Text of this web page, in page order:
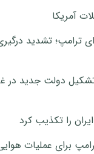
آمریکا
ترامپ؛ تشدید
دولت جدید در
را تکذیب کرد
برای عملیات